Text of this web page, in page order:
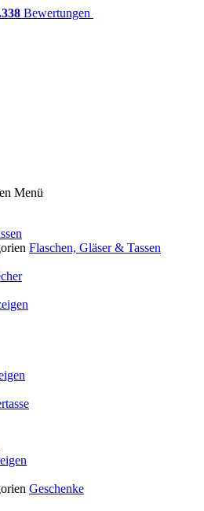
Bewertungen
Menü
Flaschen, Gläser & Tassen
Geschenke